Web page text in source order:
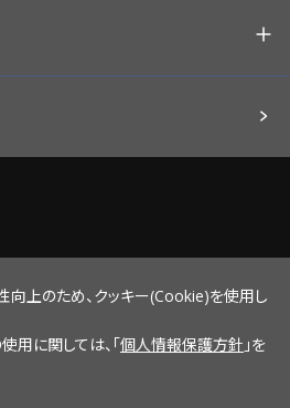
向上のため、クッキー(Cookie)を使用し
用に関しては、「個人情報保護方針 」を